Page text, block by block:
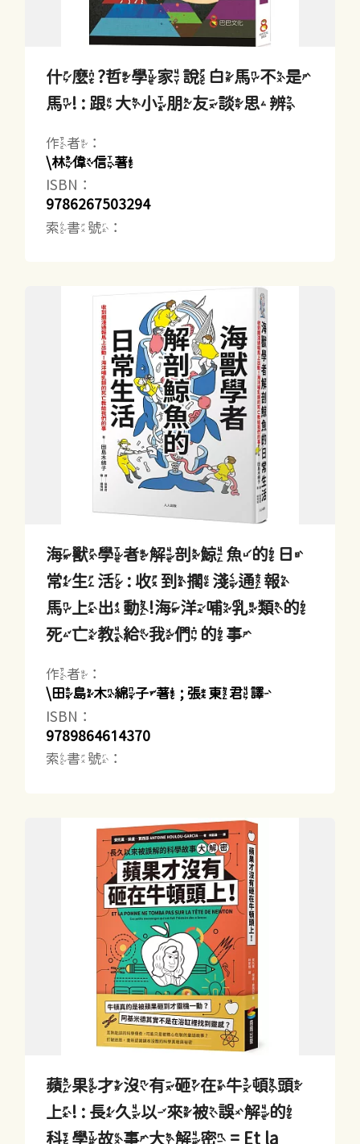
什麼?哲學家說白馬不是
馬! : 跟大小朋友談思辨
作者：
\林偉信著
ISBN：
9786267503294
索書號：
海獸學者解剖鯨魚的日
常生活 : 收到擱淺通報
馬上出動!海洋哺乳類的
死亡教給我們的事
作者：
\田島木綿子著 ; 張東君譯
ISBN：
9789864614370
索書號：
蘋果才沒有砸在牛頓頭
上! : 長久以來被誤解的
科學故事大解密 = Et la